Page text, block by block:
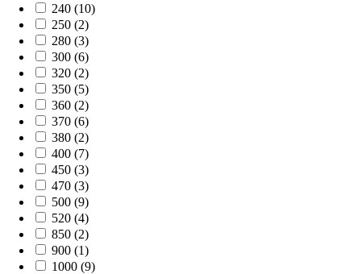
240 (10)
250 (2)
280 (3)
300 (6)
320 (2)
350 (5)
360 (2)
370 (6)
380 (2)
400 (7)
450 (3)
470 (3)
500 (9)
520 (4)
850 (2)
900 (1)
1000 (9)